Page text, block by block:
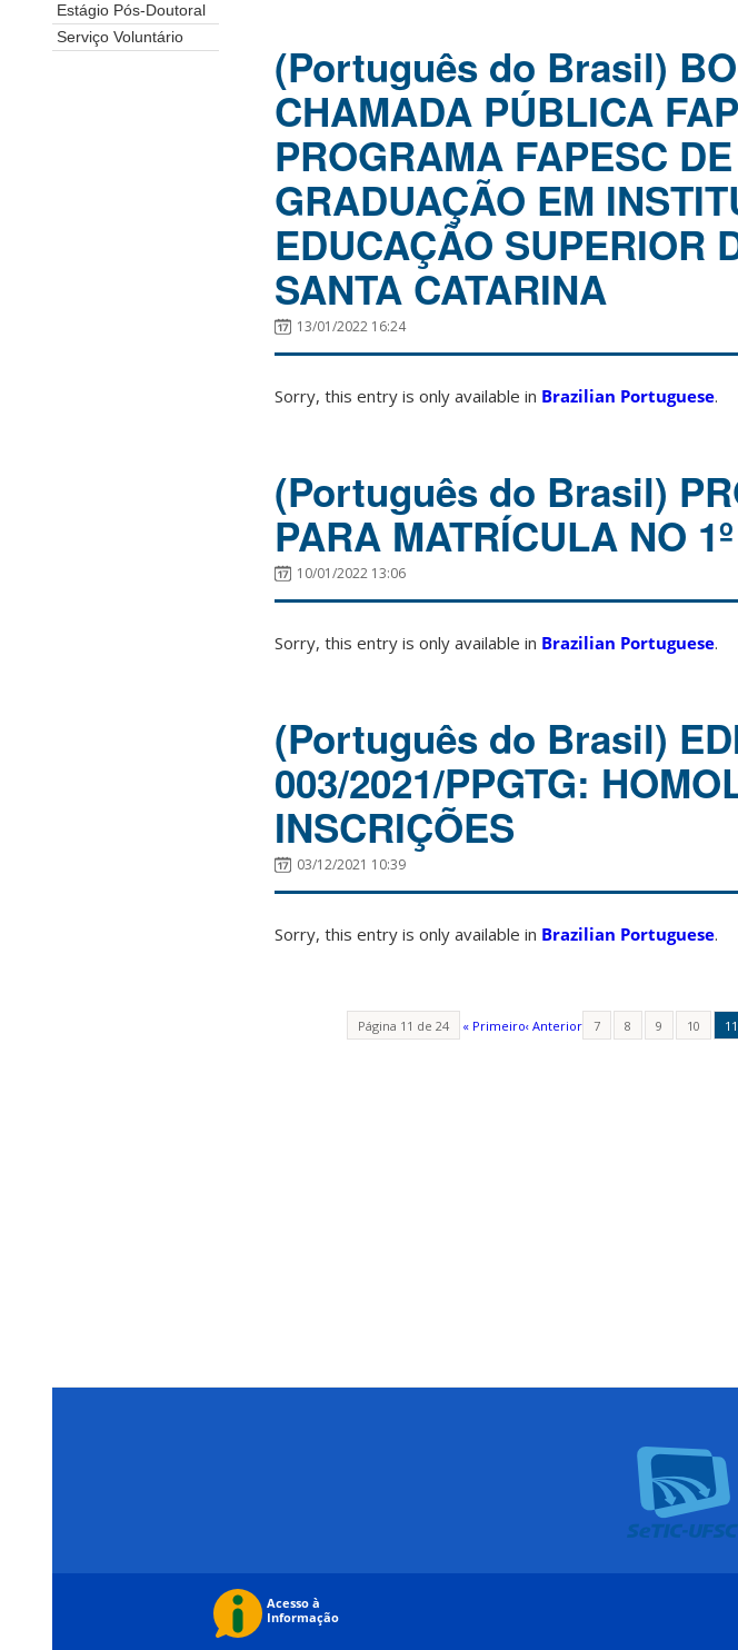
Estágio Pós-Doutoral
Serviço Voluntário
(Português do Brasil)
CHAMADA PÚBLICA
PROGRAMA FAPESC
GRADUAÇÃO EM
EDUCAÇÃO SUPERIOR
SANTA CATARINA
13/01/2022 16:24
Sorry, this entry is only available in Brazilian Portuguese.
(Português do Brasil)
PARA MATRÍCULA NO
10/01/2022 13:06
Sorry, this entry is only available in Brazilian Portuguese.
(Português do Brasil)
003/2021/PPGTG:
INSCRIÇÕES
03/12/2021 10:39
Sorry, this entry is only available in Brazilian Portuguese.
Página 11 de 24 « Primeiro‹ Anterior 7 8 9 10 11